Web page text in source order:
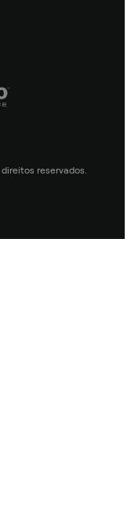
direitos reservados.